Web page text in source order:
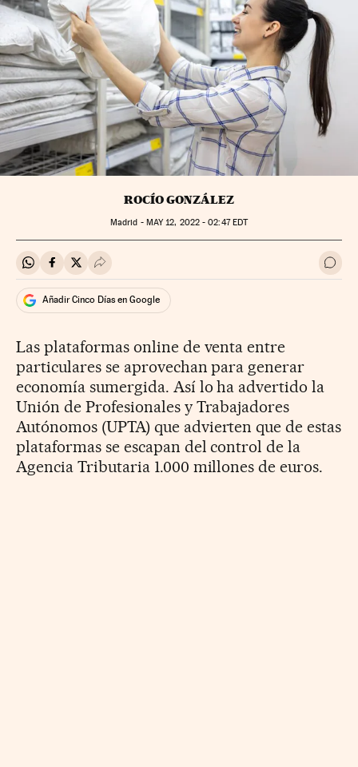
ROCÍO GONZÁLEZ
Madrid - MAY12, 2022 - 02:47EDT
Compartir en Whatsapp
Compartir en Facebook
Compartir en Twitter
Desplegar Redes Sociales Ir a
Añadir Cinco Días en Google
Las plataformas online de venta entre
particulares se aprovechan para generar
economía sumergida. Así lo ha advertido la
Unión de Profesionales y Trabajadores
Autónomos (UPTA) que advierten que de estas
plataformas se escapan del control de la
Agencia Tributaria 1.000 millones de euros.